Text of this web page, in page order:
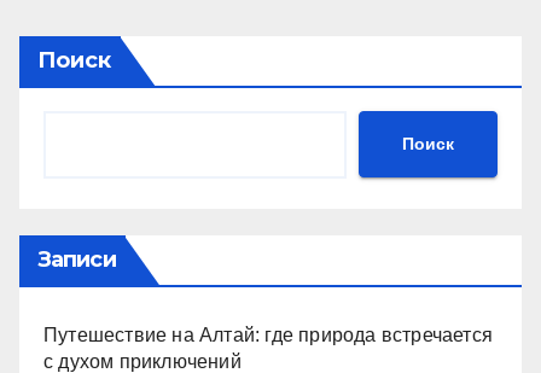
Поиск
Поиск
Записи
Путешествие на Алтай: где природа встречается
с духом приключений